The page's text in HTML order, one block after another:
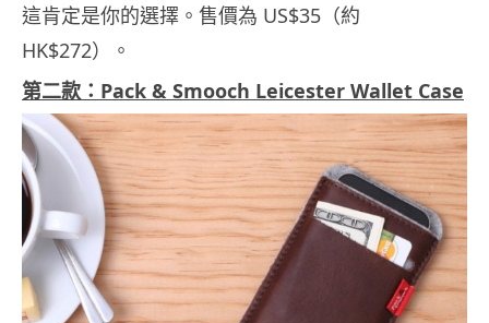
這肯定是你的選擇。售價為 US$35（約
HK$272）。
第二款：Pack & Smooch Leicester Wallet Case